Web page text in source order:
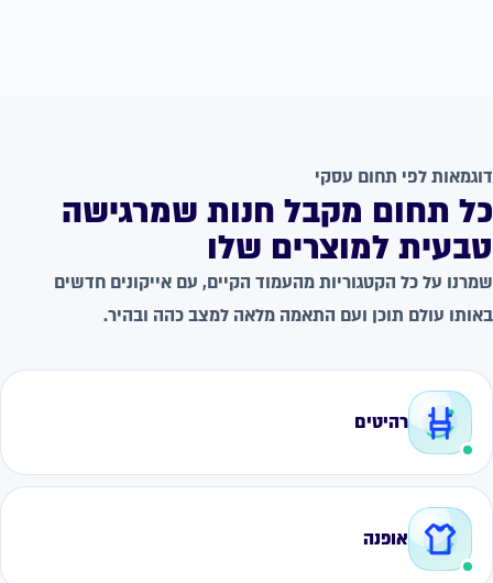
דוגמאות לפי תחום עסקי
כל תחום מקבל חנות שמרגישה
טבעית למוצרים שלו
שמרנו על כל הקטגוריות מהעמוד הקיים, עם אייקונים חדשים
באותו עולם תוכן ועם התאמה מלאה למצב כהה ובהיר.
רהיטים
אופנה